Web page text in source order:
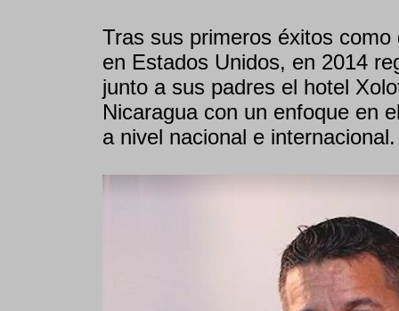
Tras sus primeros éxitos
en Estados Unidos, en 2014
junto a sus padres el hotel
Nicaragua con un enfoque en
a nivel nacional e internacional.